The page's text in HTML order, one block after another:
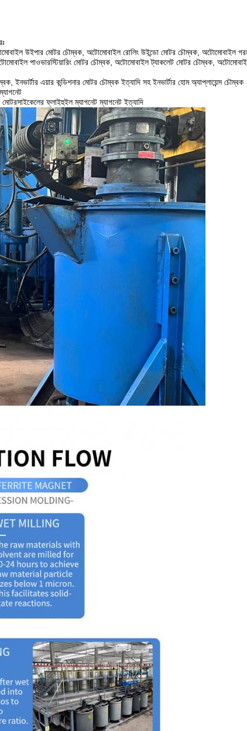
উইপার মোটর চৌম্বক, অটোমোবাইল রোলিং উইন্ডো মোটর চৌম্বক, অটোমোবাইল
পাওভারস্টিয়ারিং মোটর চৌম্বক, অটোমোবাইল ট্যাকলেট মোটর চৌম্বক,
ইনভার্টার এয়ার কন্ডিশনার মোটর চৌম্বক ইত্যাদি সহ ইনভার্টার হোম অ্যাপ্লায়েন্স চৌম্বক
ফ্লাইহুইল ম্যাগনেট ম্যাগনেট ইত্যাদি